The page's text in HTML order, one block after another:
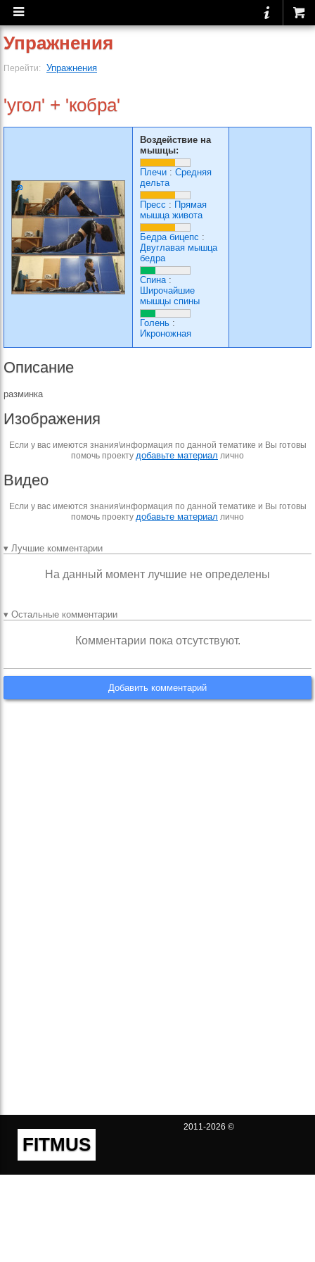
Упражнения
Перейти: Упражнения
'угол' + 'кобра'
Воздействие на
мышцы:
Плечи : Средняя
дельта
Пресс : Прямая
мышца живота
Бедра бицепс :
Двуглавая мышца
бедра
Спина:
Широчайшие
мышцы спины
Голень :
Икроножная
Описание
разминка
Изображения
Если у вас имеются знания\информация по данной тематике и Вы готовы
помочь проекту добавьте материал лично
Видео
Если у вас имеются знания\информация по данной тематике и Вы готовы
помочь проекту добавьте материал лично
▾ Лучшие комментарии
На данный момент лучшие не определены
▾ Остальные комментарии
Комментарии пока отсутствуют.
Добавить комментарий
FITMUS
2011-2026 ©